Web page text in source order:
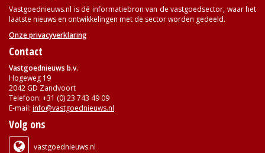
Vastgoednieuws.nl is dé informatiebron van de vastgoedsector, waar het
laatste nieuws en ontwikkelingen met de sector worden gedeeld.
Onze privacyverklaring
Contact
Vastgoednieuws b.v.
Hogeweg 19
2042 GD Zandvoort
Telefoon: +31 (0) 23 743 49 09
E-mail: info@vastgoednieuws.nl
Volg ons
vastgoednieuws.nl